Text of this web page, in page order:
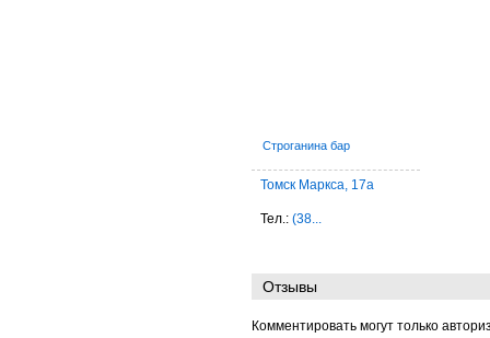
Строганина бар
Томск Маркса, 17а
Тел.: (38...
Отзывы
Комментировать могут только